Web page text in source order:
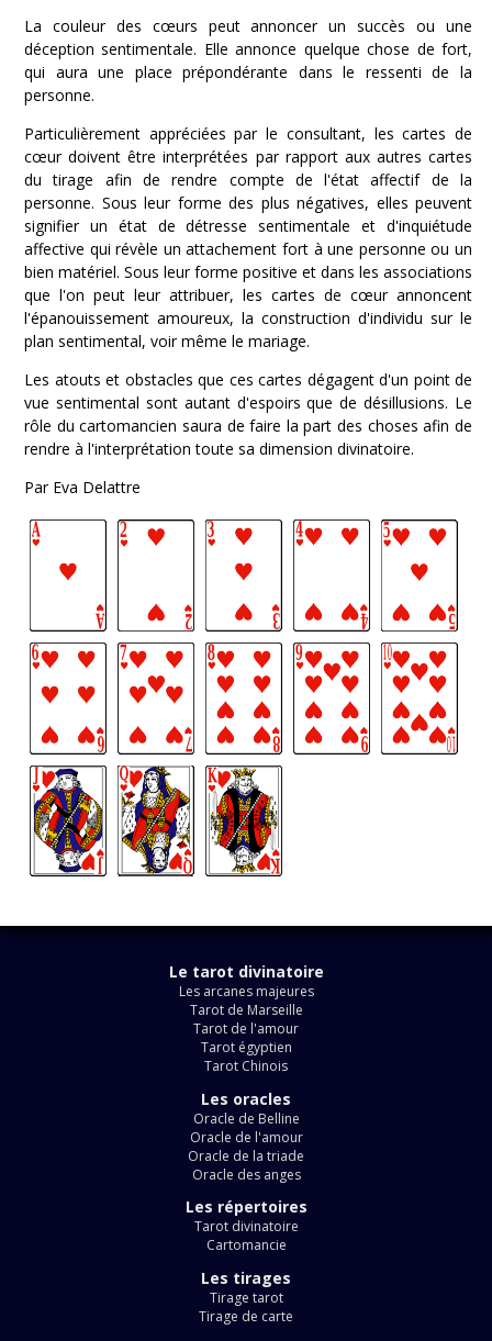
La couleur des cœurs peut annoncer un succès ou une
déception sentimentale. Elle annonce quelque chose de fort,
qui aura une place prépondérante dans le ressenti de la
personne.
Particulièrement appréciées par le consultant, les cartes de
cœur doivent être interprétées par rapport aux autres cartes
du tirage afin de rendre compte de l'état affectif de la
personne. Sous leur forme des plus négatives, elles peuvent
signifier un état de détresse sentimentale et d'inquiétude
affective qui révèle un attachement fort à une personne ou un
bien matériel. Sous leur forme positive et dans les associations
que l'on peut leur attribuer, les cartes de cœur annoncent
l'épanouissement amoureux, la construction d'individu sur le
plan sentimental, voir même le mariage.
Les atouts et obstacles que ces cartes dégagent d'un point de
vue sentimental sont autant d'espoirs que de désillusions. Le
rôle du cartomancien saura de faire la part des choses afin de
rendre à l'interprétation toute sa dimension divinatoire.
Par Eva Delattre
Le tarot divinatoire
Les arcanes majeures
Tarot de Marseille
Tarot de l'amour
Tarot égyptien
Tarot Chinois
Les oracles
Oracle de Belline
Oracle de l'amour
Oracle de la triade
Oracle des anges
Les répertoires
Tarot divinatoire
Cartomancie
Les tirages
Tirage tarot
Tirage de carte